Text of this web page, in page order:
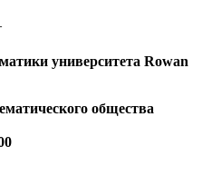
университета Rowan
общества